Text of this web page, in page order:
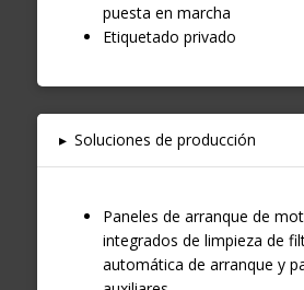
puesta en marcha
Etiquetado privado
▸ Soluciones de producción
Paneles de arranque de
integrados de limpieza de
automática de arranque y